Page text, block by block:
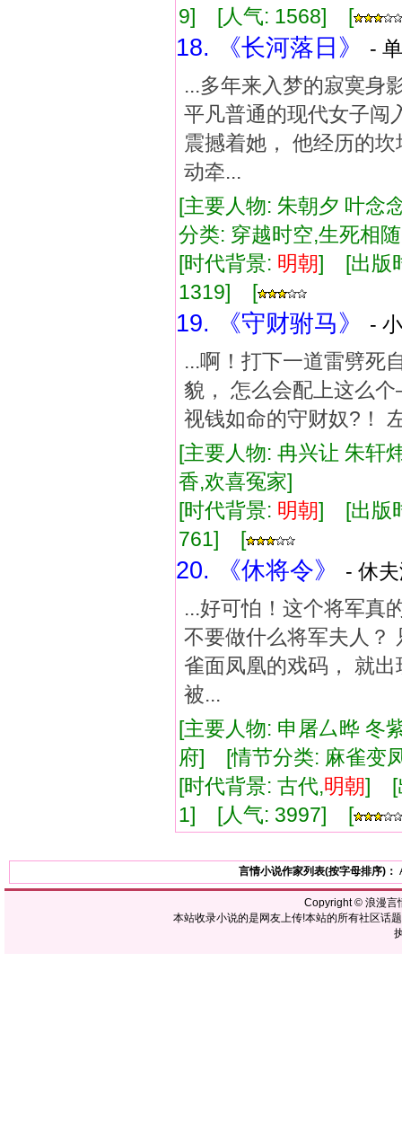
9] [人气: 1568] [
18. 《长河落日》
-
...多年来入梦的寂寞身
平凡普通的现代女子闯
震撼着她， 他经历的
动牵...
[主要人物: 朱朝夕 叶
分类: 穿越时空,生死相
[时代背景: 明朝] [出版
1319] [
19. 《守财驸马》
-
...啊！打下一道雷劈死
貌， 怎么会配上这么
视钱如命的守财奴?！
[主要人物: 冉兴让 朱
香,欢喜冤家]
[时代背景: 明朝] [出版
761] [
20. 《休将令》
- 休
...好可怕！这个将军真
不要做什么将军夫人？
雀面凤凰的戏码， 就
被...
[主要人物: 申屠厶晔 冬
府] [情节分类: 麻雀
[时代背景: 古代,明朝] [
1] [人气: 3997] [
言情小说作家列表(按字母排序)：
Copyright © 浪漫言
本站收录小说的是网友上传!本站的所有社区话